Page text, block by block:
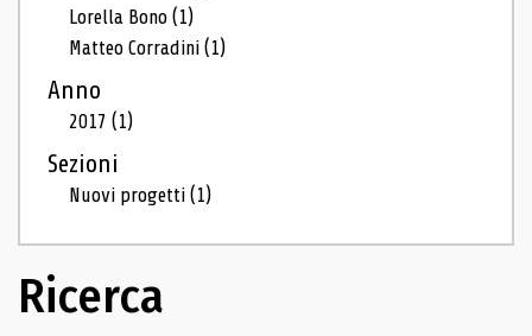
Lorella Bono(1)
Matteo Corradini(1)
Anno
2017(1)
Sezioni
Nuovi progetti(1)
Ricerca